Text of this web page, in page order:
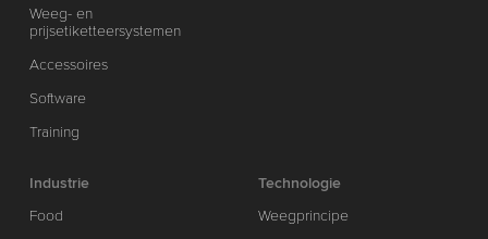
Weeg- en
prijsetiketteersystemen
Accessoires
Software
Training
Industrie
Food
Technologie
Weegprincipe